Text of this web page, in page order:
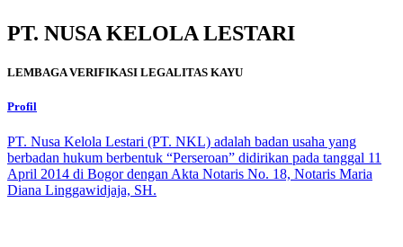
PT. NUSA KELOLA LESTARI
LEMBAGA VERIFIKASI LEGALITAS KAYU
Profil
PT. Nusa Kelola Lestari (PT. NKL) adalah badan usaha yang
berbadan hukum berbentuk “Perseroan” didirikan pada tanggal 11
April 2014 di Bogor dengan Akta Notaris No. 18, Notaris Maria
Diana Linggawidjaja, SH.